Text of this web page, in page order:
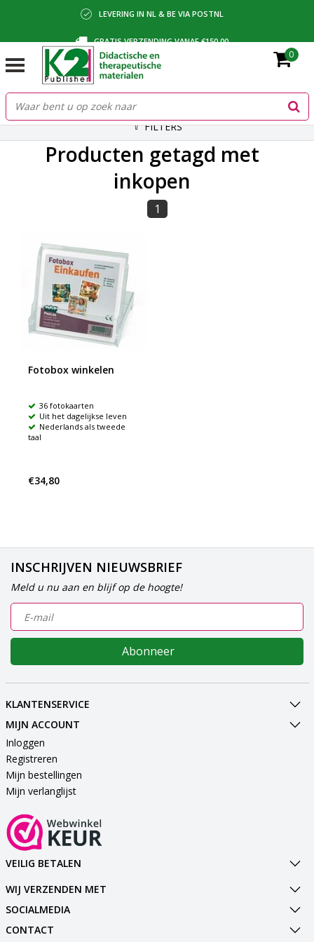
LEVERING IN NL & BE VIA POSTNL
GRATIS VERZENDING VANAF €150,00
BETALING VIA IDEAL, BANCONTACT OF FACTUUR
0
FILTERS
Producten getagd met
inkopen
1
Fotobox winkelen
36 fotokaarten
Uit het dagelijkse leven
Nederlands als tweede
taal
€34,80
INSCHRIJVEN NIEUWSBRIEF
Meld u nu aan en blijf op de hoogte!
Abonneer
KLANTENSERVICE
MIJN ACCOUNT
Inloggen
Registreren
Mijn bestellingen
Mijn verlanglijst
VEILIG BETALEN
WIJ VERZENDEN MET
SOCIALMEDIA
CONTACT